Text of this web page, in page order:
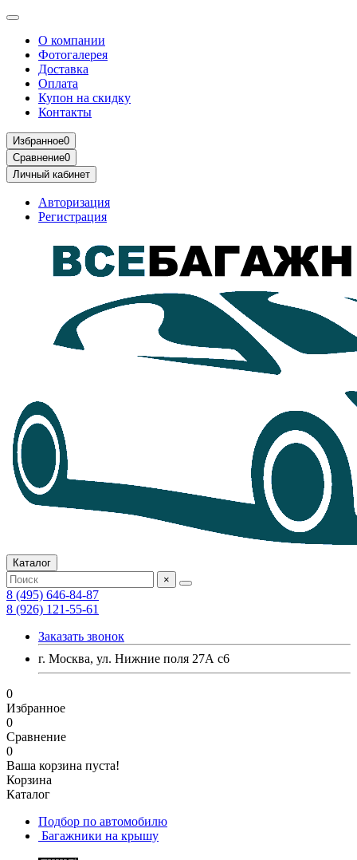
О компании
Фотогалерея
Доставка
Оплата
Купон на скидку
Контакты
Избранное0
Сравнение0
Личный кабинет
Авторизация
Регистрация
Каталог
×
8 (495) 646-84-87
8 (926) 121-55-61
Заказать звонок
г. Москва, ул. Нижние поля 27А с6
0
Избранное
0
Сравнение
0
Ваша корзина пуста!
Корзина
Каталог
Подбор по автомобилю
Багажники на крышу